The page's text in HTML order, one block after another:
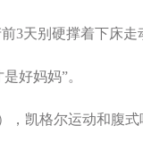
3天别硬撑着下床
好妈妈”。
凯格尔运动和腹式